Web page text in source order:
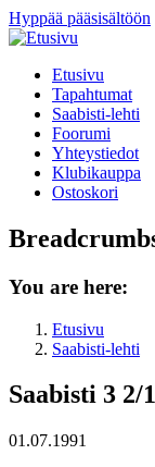
Hyppää pääsisältöön
Etusivu
Tapahtumat
Saabisti-lehti
Foorumi
Yhteystiedot
Klubikauppa
Ostoskori
You are here:
Etusivu
Saabisti-lehti
Saabisti 3 2/
01.07.1991